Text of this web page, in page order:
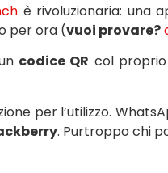
è rivoluzionaria: una
per ora (vuoi provare?
codice QR col
per l’utilizzo.
. Purtroppo chi